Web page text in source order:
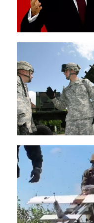
Diego Maradona
Di cư
Facebook
F0
FLC
F-16
Gương sáng
Golf
Giáng sinh
GDP